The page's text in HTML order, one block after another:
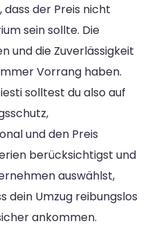
der Preis nicht
sein sollte. Die
und die Zuverlässigkeit
Vorrang haben.
solltest du also auf
und den Preis
berücksichtigst und
auswählst,
dein Umzug reibungslos
ankommen.